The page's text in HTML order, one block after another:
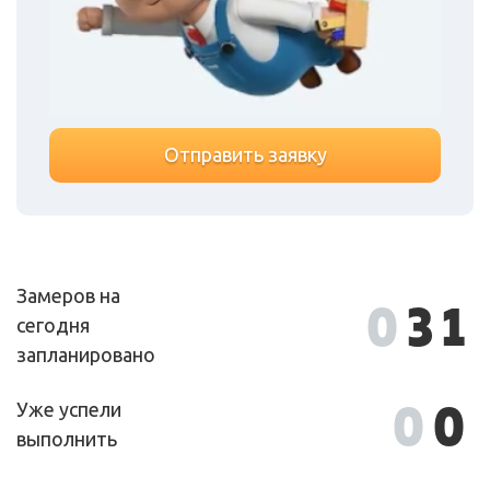
Отправить заявку
Замеров на
сегодня
запланировано
031
Уже успели
выполнить
00